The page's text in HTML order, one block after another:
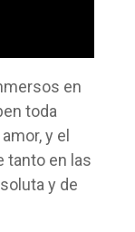
en
toda
y el
tanto en las
y de